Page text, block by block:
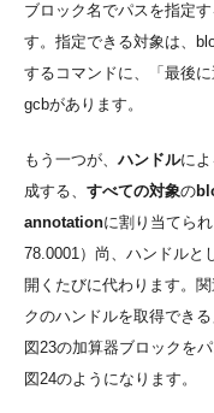
ブロック名でパスを指定
す。指定できる対象は、
するコマンドに、「最後
gcbがあります。
もう一つが、 ハンドルによ
成する、 すべての対象の
annotationに割り当てら
78.0001）尚、ハンドルと
開くたびに代わります。
クのハンドルを取得できる
図23の加算器ブロックを
図24のようになります。